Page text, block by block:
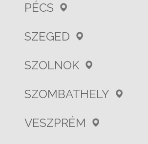
PÉCS
SZEGED
SZOLNOK
SZOMBATHELY
VESZPRÉM